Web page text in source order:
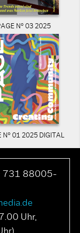
N° 03 2025
N° 01 2025 DIGITAL
731 88005-
Uhr,